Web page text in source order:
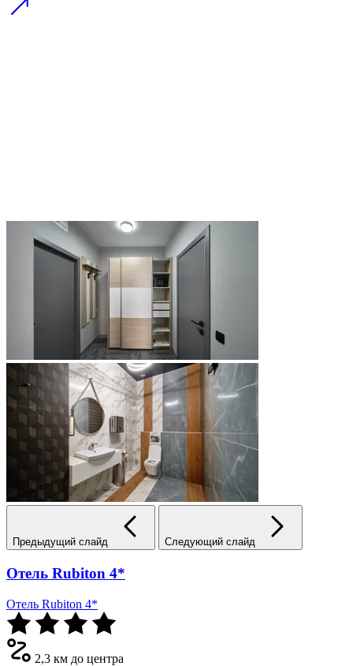
Предыдущий слайд Следующий слайд
Отель Rubiton 4*
Отель Rubiton 4*
2,3 км до центра